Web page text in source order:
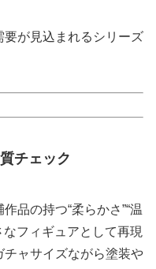
要が見込まれるシリーズ
チェック
品の持つ“柔らかさ”“温
なフィギュアとして再現
チャサイズながら塗装や